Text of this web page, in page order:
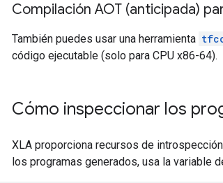
Compilación AOT (anticipada)
También puedes usar una herramienta
código ejecutable (solo para CPU x86-64).
Cómo inspeccionar los
XLA proporciona recursos de
los programas generados, usa la variable